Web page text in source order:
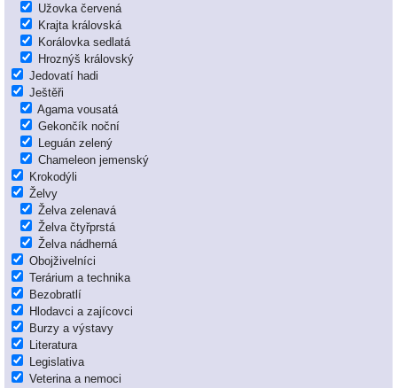
Užovka červená
Krajta královská
Korálovka sedlatá
Hroznýš královský
Jedovatí hadi
Ještěři
Agama vousatá
Gekončík noční
Leguán zelený
Chameleon jemenský
Krokodýli
Želvy
Želva zelenavá
Želva čtyřprstá
Želva nádherná
Obojživelníci
Terárium a technika
Bezobratlí
Hlodavci a zajícovci
Burzy a výstavy
Literatura
Legislativa
Veterina a nemoci